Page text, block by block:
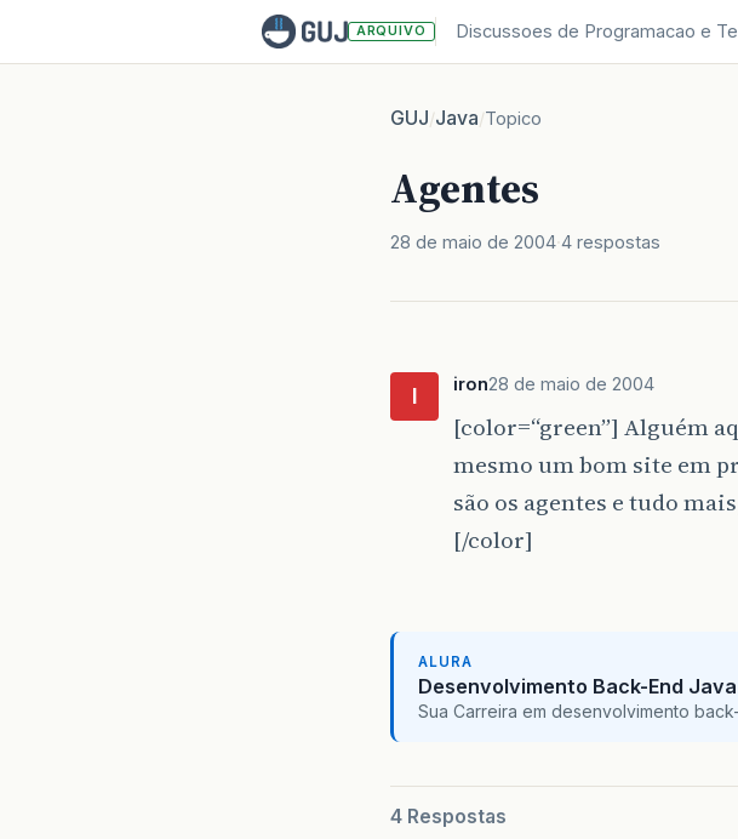
ARQUIVO Discussoes de Programacao e
GUJ/Java/Topico
Agentes
28 de maio de 2004 4 respostas
I iron28 de maio de 2004
[color=“green”] Alguém
mesmo um bom site em
são os agentes e tudo
[/color]
ALURA
Desenvolvimento Back-End Java
Sua Carreira em desenvolvimento
4 Respostas